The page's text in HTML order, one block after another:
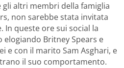
gli altri membri della famiglia
non sarebbe stata invitata
In queste ore sui social la
Britney Spears e
e con il marito Sam Asghari, e
il suo comportamento.